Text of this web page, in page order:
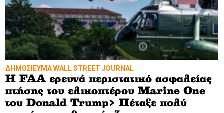
ΔΗΜΟΣΙΕΥΜΑ WALL STREET JOURNAL
Η FAA ερευνά περιστατικό ασφαλείας
πτήσης του ελικοπτέρου Marine One
του Donald Trump> Πέταξε πολύ